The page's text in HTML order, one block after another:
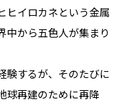
ヒイロカネという金属
中から五色人が集まり
験するが、そのたびに
球再建のために再降